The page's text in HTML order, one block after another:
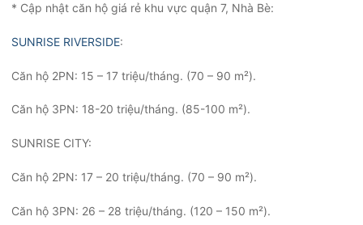
* Cập nhật căn hộ giá rẻ khu vực quận 7, Nhà Bè:
SUNRISE RIVERSIDE:
Căn hộ 2PN: 15 – 17 triệu/tháng. (70 – 90 m²).
Căn hộ 3PN: 18-20 triệu/tháng. (85-100 m²).
SUNRISE CITY:
Căn hộ 2PN: 17 – 20 triệu/tháng. (70 – 90 m²).
Căn hộ 3PN: 26 – 28 triệu/tháng. (120 – 150 m²).